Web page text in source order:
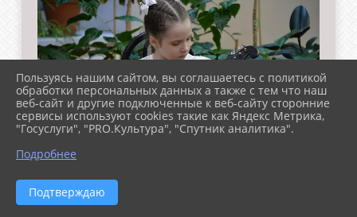
Пользуясь нашим сайтом, вы соглашаетесь с политикой
обработки персональных данных а также с тем что наш
веб-сайт и другие подключенные к веб-сайту сторонние
сервисы используют cookies такие как Яндекс Метрика,
"Госуслуги", "PRO.Культура", "Спутник аналитика".
Подробнее
Подтверждаю